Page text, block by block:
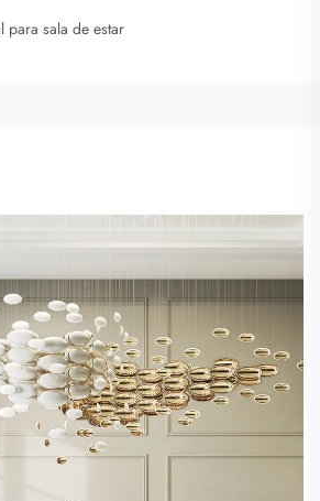
para sala de estar